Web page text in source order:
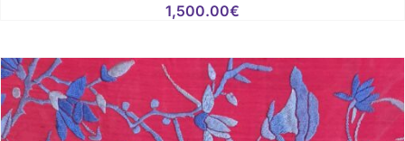
1,500.00€